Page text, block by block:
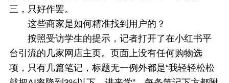
三，只好作罢。
这些商家是如何精准找到用户的？
按照受访学生的提示，记者打开了在小红书平
台引流的几家网店主页。页面上没有任何购物选
项，只有几篇笔记，标题无一例外都是“我轻轻松松